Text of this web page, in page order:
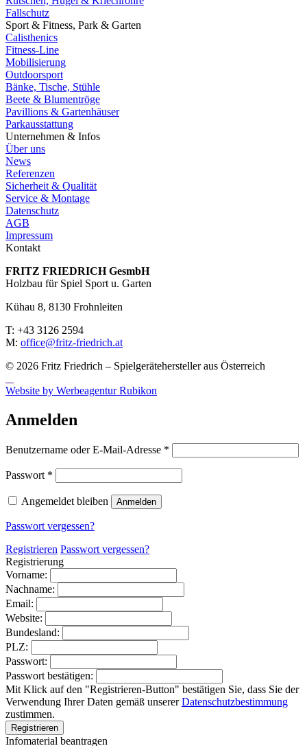
Fallschutz
Sport & Fitness, Park & Garten
Calisthenics
Fitness-Line
Mobilisierung
Outdoorsport
Bänke, Tische, Stühle
Beete & Blumentröge
Pavillions & Gartenhäuser
Parkausstattung
Unternehmen & Infos
Über uns
News
Referenzen
Sicherheit & Qualität
Service & Montage
Datenschutz
AGB
Impressum
Kontakt
FRITZ FRIED­RICH GesmbH
Holzbau für Spiel Sport u. Garten
Kühau 8, 8130 Frohn­leiten
T: +43 3126 2594
M: office@fritz-fried­rich.at
© 2026 Fritz Friedrich – Spielgerätehersteller aus Österreich
Website by Werbeagentur Rubikon
Anmelden
Benutzername oder E-Mail-Adresse *
Passwort *
Angemeldet bleiben Anmelden
Passwort vergessen?
Registrieren Passwort vergessen?
Registrierung
Vorname:
Nachname:
Email:
Website:
Bundesland:
PLZ:
Passwort:
Passwort bestätigen:
Mit Klick auf den "Registrieren-Button" bestätigen Sie, dass Sie der
Verwendung Ihrer Daten gemäß unsererDatenschutzbestimmung
zustimmen.
Infomaterial beantragen